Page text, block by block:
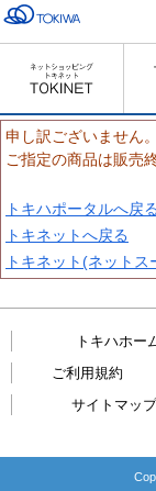
申し訳ございません。
ご指定の商品は販売
トキハポータルへ戻
トキネットへ戻る
トキネット(ネットス
トキハホー
ご利用規約
サイトマッ